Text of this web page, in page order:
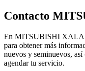
Contacto
En MITSUBISHI
para obtener más
nuevos y seminuevos,
agendar tu servicio.